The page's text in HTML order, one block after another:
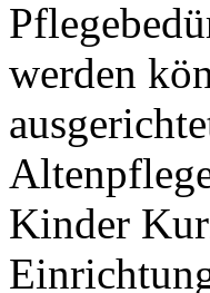
werden
Kinder